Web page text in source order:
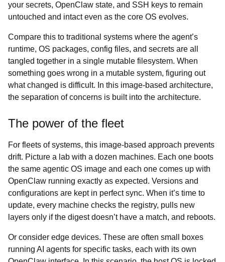
your secrets, OpenClaw state, and SSH keys to remain
untouched and intact even as the core OS evolves.
Compare this to traditional systems where the agent’s
runtime, OS packages, config files, and secrets are all
tangled together in a single mutable filesystem. When
something goes wrong in a mutable system, figuring out
what changed is difficult. In this image-based architecture,
the separation of concerns is built into the architecture.
The power of the fleet
For fleets of systems, this image-based approach prevents
drift. Picture a lab with a dozen machines. Each one boots
the same agentic OS image and each one comes up with
OpenClaw running exactly as expected. Versions and
configurations are kept in perfect sync. When it’s time to
update, every machine checks the registry, pulls new
layers only if the digest doesn’t have a match, and reboots.
Or consider edge devices. These are often small boxes
running AI agents for specific tasks, each with its own